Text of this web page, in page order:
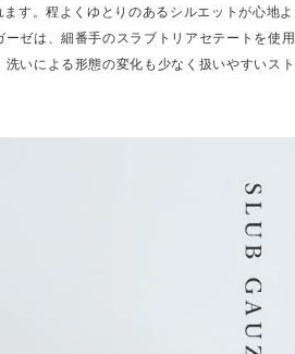
す。程よくゆとりのあるシルエットが心地よ
ゼは、細番手のスラブトリアセテートを使用
いによる形態の変化も少なく扱いやすいスト